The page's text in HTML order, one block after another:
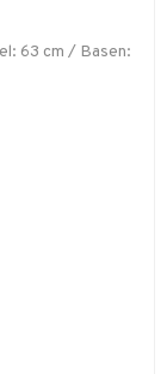
63 cm / Basen: